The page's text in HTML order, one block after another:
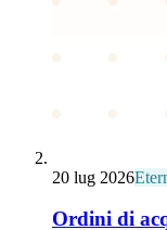
20 lug 2026
Ordini di